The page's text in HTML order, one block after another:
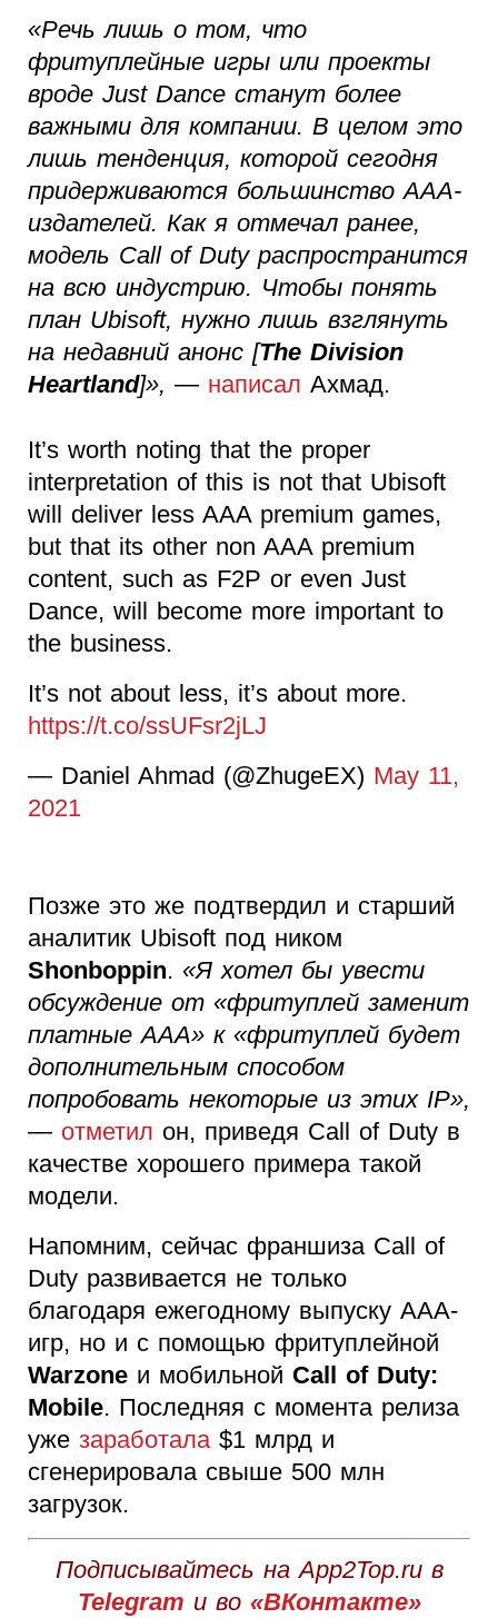
«Речь лишь о том, что
фритуплейные игры или проекты
вроде Just Dance станут более
важными для компании. В целом это
лишь тенденция, которой сегодня
придерживаются большинство AAA-
издателей. Как я отмечал ранее,
модель Call of Duty распространится
на всю индустрию. Чтобы понять
план Ubisoft, нужно лишь взглянуть
на недавний анонс [The Division
Heartland]», — написал Ахмад.
It’s worth noting that the proper
interpretation of this is not that Ubisoft
will deliver less AAA premium games,
but that its other non AAA premium
content, such as F2P or even Just
Dance, will become more important to
the business.
It’s not about less, it’s about more.
https://t.co/ssUFsr2jLJ
— Daniel Ahmad (@ZhugeEX) May 11,
2021
Позже это же подтвердил и старший
аналитик Ubisoft под ником
Shonboppin. «Я хотел бы увести
обсуждение от «фритуплей заменит
платные AAA» к «фритуплей будет
дополнительным способом
попробовать некоторые из этих IP»,
— отметил он, приведя Call of Duty в
качестве хорошего примера такой
модели.
Напомним, сейчас франшиза Call of
Duty развивается не только
благодаря ежегодному выпуску AAA-
игр, но и с помощью фритуплейной
Warzone и мобильной Call of Duty:
Mobile. Последняя с момента релиза
уже заработала $1 млрд и
сгенерировала свыше 500 млн
загрузок.
Подписывайтесь на App2Top.ru в
Telegram и во «ВКонтакте»